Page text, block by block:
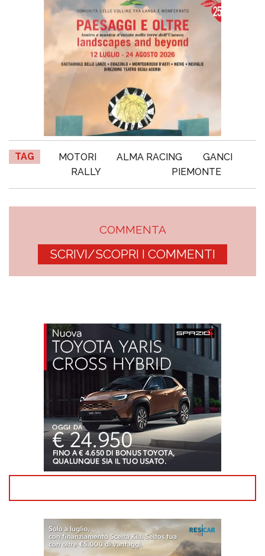
TAG MOTORI ALMA RACING
GANCI
RALLY
PIEMONTE
COMMENTA
SCRIVI/SCOPRI I COMMENTI